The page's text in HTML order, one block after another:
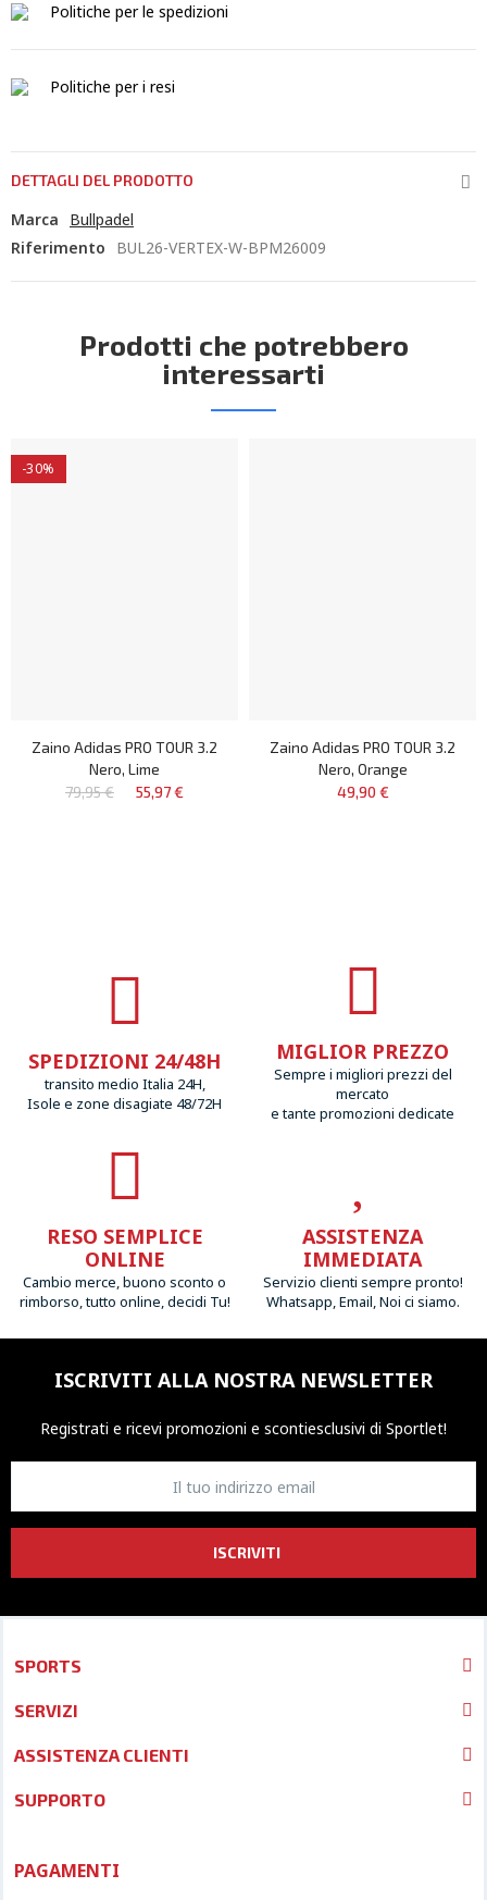
Politiche per le spedizioni
Politiche per i resi
DETTAGLI DEL PRODOTTO
Marca
Bullpadel
Riferimento
BUL26-VERTEX-W-BPM26009
Prodotti che potrebbero
interessarti
-30%
Zaino Adidas PRO TOUR 3.2
Nero, Lime
79,95 €
55,97 €
Zaino Adidas PRO TOUR 3.2
Nero, Orange
49,90 €
SPEDIZIONI 24/48H
transito medio Italia 24H,
Isole e zone disagiate 48/72H
MIGLIOR PREZZO
Sempre i migliori prezzi del
mercato
e tante promozioni dedicate
RESO SEMPLICE
ONLINE
Cambio merce, buono sconto o
rimborso, tutto online, decidi Tu!
ASSISTENZA
IMMEDIATA
Servizio clienti sempre pronto!
Whatsapp, Email, Noi ci siamo.
ISCRIVITI ALLA NOSTRA NEWSLETTER
Registrati e ricevi promozioni e scontiesclusivi di Sportlet!
ISCRIVITI
SPORTS
SERVIZI
ASSISTENZA CLIENTI
SUPPORTO
PAGAMENTI